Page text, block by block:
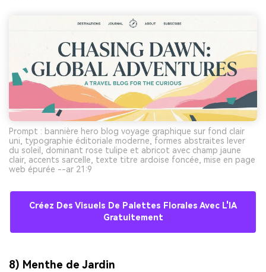
Prompt : bannière hero blog voyage graphique sur fond clair
uni, typographie éditoriale moderne, formes abstraites lever
du soleil, dominant rose tulipe et abricot avec champ jaune
clair, accents sarcelle, texte titre ardoise foncée, mise en page
web épurée --ar 21:9
Créez Des Visuels De Palettes Florales Avec L'IA
Gratuitement
8) Menthe de Jardin